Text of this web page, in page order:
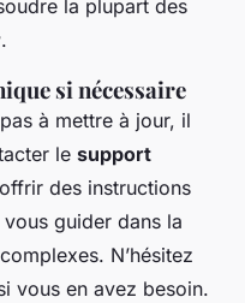
la plupart des
.
si nécessaire
à mettre à jour, il
le support
des instructions
vous guider dans la
complexes. N’hésitez
vous en avez besoin.